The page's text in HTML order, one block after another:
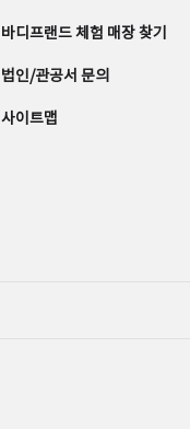
바디프랜드 체험 매장 찾기
법인/관공서 문의
사이트맵